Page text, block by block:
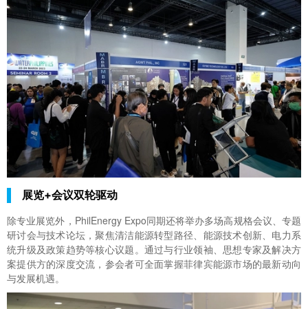
展览+会议双轮驱动
除专业展览外，PhilEnergy Expo同期还将举办多场高规格会议、专题
研讨会与技术论坛，聚焦清洁能源转型路径、能源技术创新、电力系
统升级及政策趋势等核心议题。通过与行业领袖、思想专家及解决方
案提供方的深度交流，参会者可全面掌握菲律宾能源市场的最新动向
与发展机遇。